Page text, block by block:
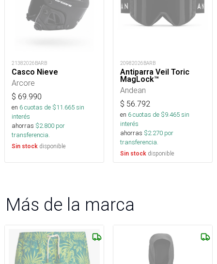
21382026BARB
Casco Nieve
Arcore
$ 69.990
en 6cuotas de $11.665sin
interés
ahorras $2.800 por
transferencia.
Sin stock disponible
20982026BARB
Antiparra Veil Toric
MagLock™
Andean
$ 56.792
en 6cuotas de $9.465sin
interés
ahorras $2.270 por
transferencia.
Sin stock disponible
Más de la marca